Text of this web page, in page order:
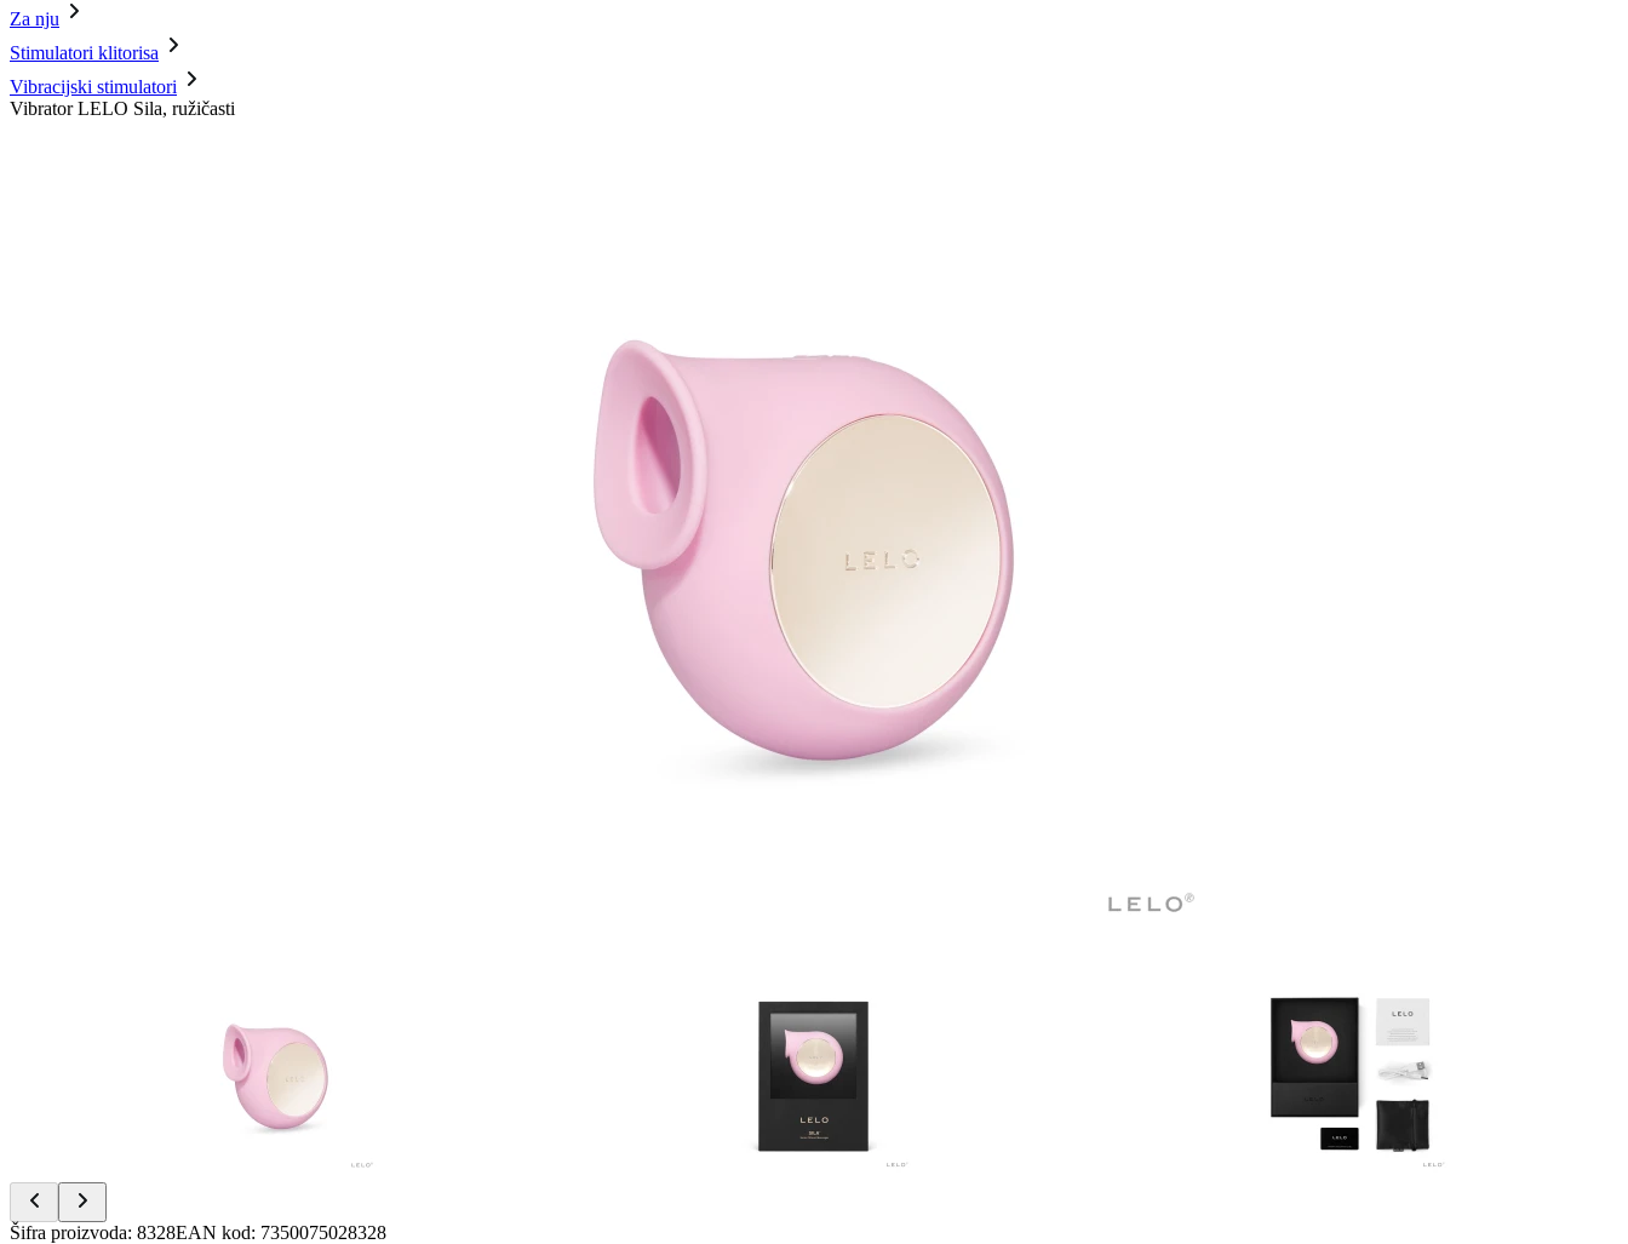
Za nju
Stimulatori klitorisa
Vibracijski stimulatori
Vibrator LELO Sila, ružičasti
Item
Šifra proizvoda: 8328EAN kod: 7350075028328